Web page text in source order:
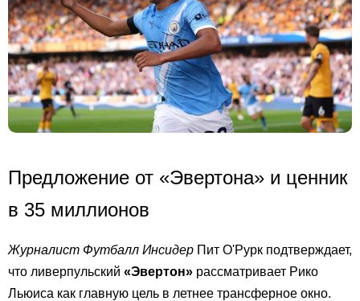
Предложение от «Эвертона» и ценник
в 35 миллионов
Журналист Футбалл Инсидер Пит О'Рурк подтверждает,
что ливерпульский «Эвертон» рассматривает Рико
Льюиса как главную цель в летнее трансферное окно.